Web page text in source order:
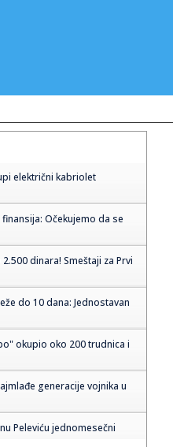
električni kabriolet
Očekujemo da se
dinara! Smeštaji za Prvi
do 10 dana: Jednostavan
okupio oko 200 trudnica i
generacije vojnika u
Peleviću jednomesečni